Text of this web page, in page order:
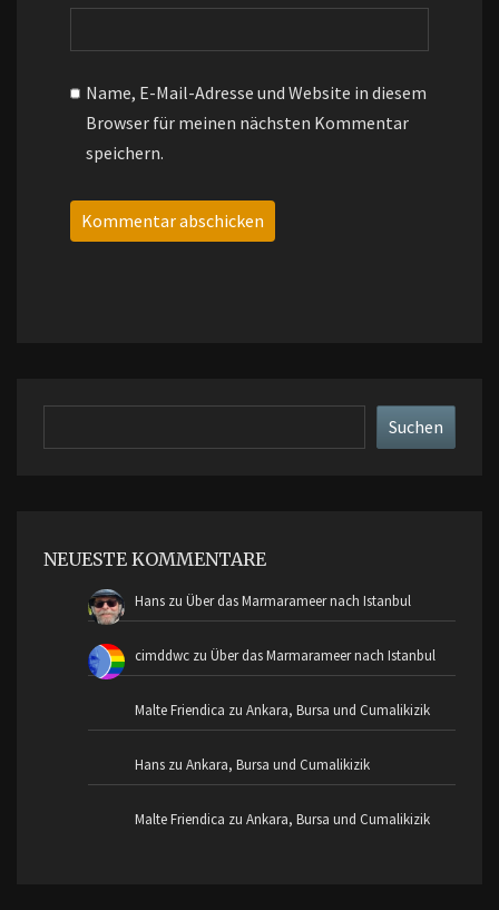
Name, E-Mail-Adresse und Website in diesem
Browser für meinen nächsten Kommentar
speichern.
Suchen
NEUESTE KOMMENTARE
Hans zuÜber das Marmarameer nach Istanbul
cimddwc zuÜber das Marmarameer nach Istanbul
Malte Friendica zuAnkara, Bursa und Cumalikizik
Hans zuAnkara, Bursa und Cumalikizik
Malte Friendica zuAnkara, Bursa und Cumalikizik